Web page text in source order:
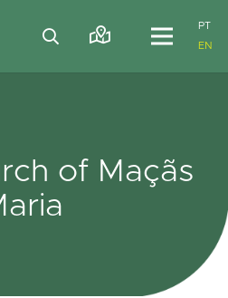
PT
EN
of Maçãs